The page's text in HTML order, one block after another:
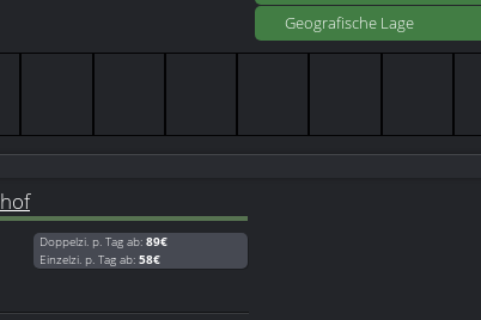
Geografische Lage
Doppelzi. p. Tag ab: 89€
Einzelzi. p. Tag ab: 58€